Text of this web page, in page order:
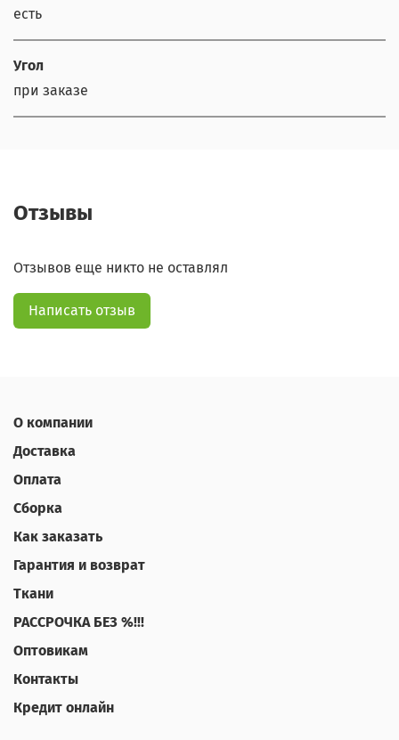
есть
Угол
при заказе
Отзывы
Отзывов еще никто не оставлял
Написать отзыв
О компании
Доставка
Оплата
Сборка
Как заказать
Гарантия и возврат
Ткани
РАССРОЧКА БЕЗ %!!!
Оптовикам
Контакты
Кредит онлайн